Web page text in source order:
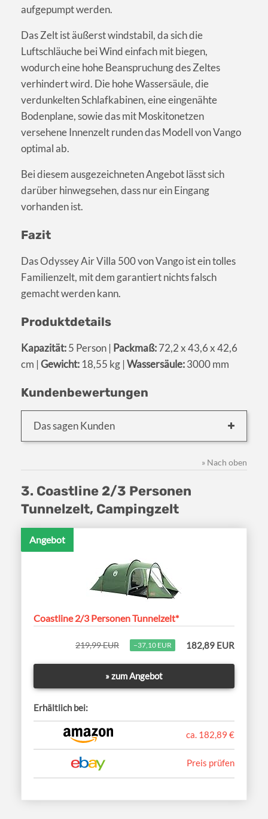
aufgepumpt werden.
Das Zelt ist äußerst windstabil, da sich die
Luftschläuche bei Wind einfach mit biegen,
wodurch eine hohe Beanspruchung des Zeltes
verhindert wird. Die hohe Wassersäule, die
verdunkelten Schlafkabinen, eine eingenähte
Bodenplane, sowie das mit Moskitonetzen
versehene Innenzelt runden das Modell von Vango
optimal ab.
Bei diesem ausgezeichneten Angebot lässt sich
darüber hinwegsehen, dass nur ein Eingang
vorhanden ist.
Fazit
Das Odyssey Air Villa 500 von Vango ist ein tolles
Familienzelt, mit dem garantiert nichts falsch
gemacht werden kann.
Produktdetails
Kapazität:5 Person | Packmaß:72,2 x 43,6 x 42,6
cm | Gewicht: 18,55 kg | Wassersäule:3000 mm
Kundenbewertungen
Das sagen Kunden
» Nach oben
3. Coastline 2/3 Personen
Tunnelzelt, Campingzelt
Angebot
Coastline 2/3 Personen Tunnelzelt*
219,99 EUR −37,10 EUR 182,89 EUR
» zum Angebot
Erhältlich bei:
ca. 182,89 €
Preis prüfen